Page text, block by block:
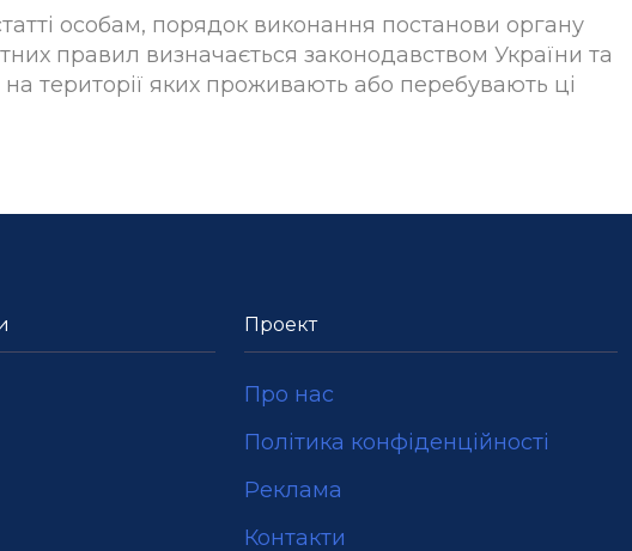
особам, порядок виконання постанови органу
правил визначається законодавством України та
території яких проживають або перебувають ці
Проект
Про нас
Політика конфіденційності
Реклама
Контакти